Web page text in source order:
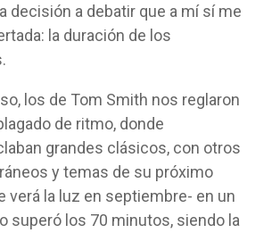
decisión a debatir que a mí sí me
la duración de los
los de Tom Smith nos reglaron
de ritmo, donde
grandes clásicos, con otros
y temas de su próximo
verá la luz en septiembre- en un
superó los 70 minutos, siendo la